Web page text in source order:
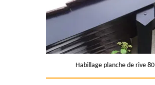
Habillage planche de rive 80